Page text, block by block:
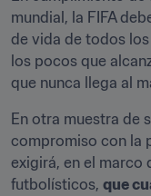
mundial, la FIFA
de vida de todos
los pocos que
que nunca llega al
En otra muestra de
compromiso con la
exigirá, en el marco
futbolísticos, que